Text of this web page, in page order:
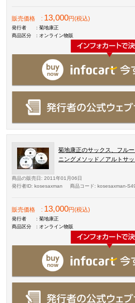
販売価格 : 13,000円(税込)
発行者
: 菊地康正
商品区分
: オンライン物販
菊地康正のサックス、フル
ニングメソッド／アルトサ
商品の販売日 : 2011年01月06日
発行者ID: kosesaxman 商品コード: kosesaxman-
販売価格 : 13,000円(税込)
発行者
: 菊地康正
商品区分
: オンライン物販